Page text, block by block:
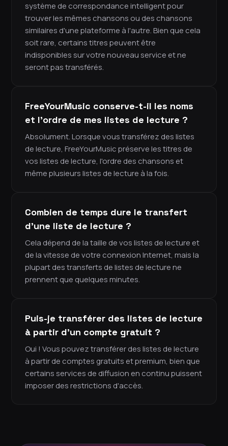
système de correspondance intelligent pour
trouver les mêmes chansons ou des chansons
similaires d'une plateforme à l'autre. Bien que cela
soit rare, certains titres peuvent être
indisponibles sur votre nouveau service et ne
seront pas transférés.
FreeYourMusic conserve-t-il les noms
et l'ordre de mes listes de lecture ?
Absolument. Lorsque vous transférez des listes
de lecture, FreeYourMusic préserve les titres de
vos listes de lecture, l'ordre des chansons et
même plusieurs listes de lecture à la fois.
Combien de temps dure le transfert
d'une liste de lecture ?
Cela dépend de la taille de vos listes de lecture et
de la vitesse de votre connexion Internet, mais la
plupart des transferts de listes de lecture ne
prennent que quelques minutes.
Puis-je transférer des listes de lecture
à partir d'un compte gratuit ?
Oui ! Vous pouvez transférer des listes de lecture
à partir de comptes gratuits et premium, bien que
certains services de diffusion en continu puissent
imposer des restrictions d'accès.